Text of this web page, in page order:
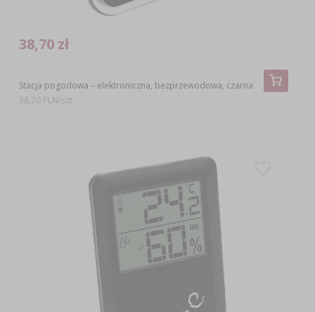
Stacja pogodowa – elektroniczna, bezprzewodowa, czarna
38,70 zł
38,70 PLN/szt.